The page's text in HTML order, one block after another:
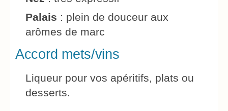
Palais : plein de douceur aux
arômes de marc
Accord mets/vins
Liqueur pour vos apéritifs, plats ou
desserts.